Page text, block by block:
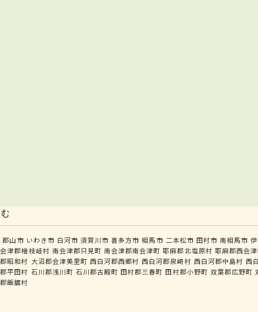
郡山市 いわき市 白河市 須賀川市 喜多方市 相馬市 二本松市 田村市 南相馬市
津郡檜枝岐村 南会津郡只見町 南会津郡南会津町 耶麻郡北塩原村 耶麻郡西会
昭和村 大沼郡会津美里町 西白河郡西郷村 西白河郡泉崎村 西白河郡中島村 西
平田村 石川郡浅川町 石川郡古殿町 田村郡三春町 田村郡小野町 双葉郡広野町
飯舘村